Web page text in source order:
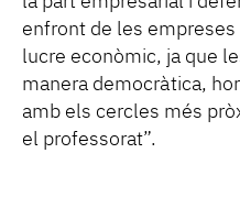
enfront de les
lucre econòmic, ja que
manera democràtica,
amb els cercles més
el professorat”.